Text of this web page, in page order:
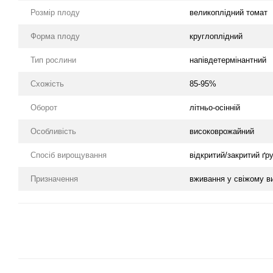
Розмір плоду великоплідний томат
Форма плоду круглоплідний
Тип рослини напівдетермінантний
Схожість 85-95%
Оборот літньо-осінній
Особливість високоврожайний
Спосіб вирощування відкритий/закритий
Призначення вживання у свіжому